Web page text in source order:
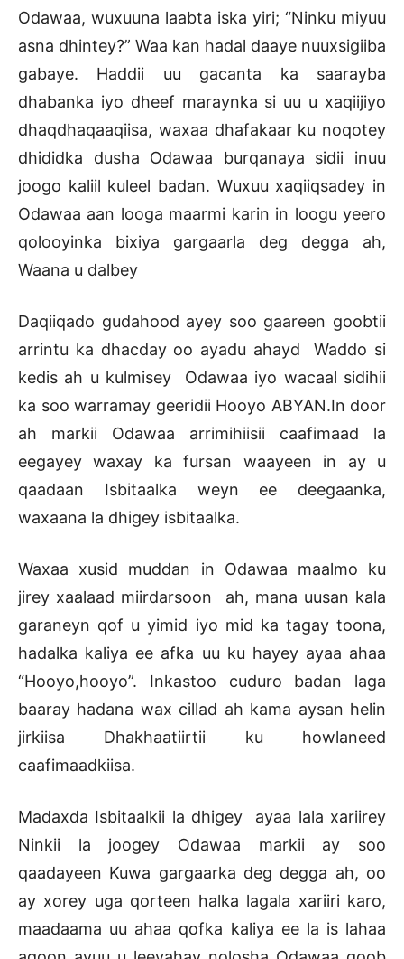
Odawaa, wuxuuna laabta iska yiri; “Ninku miyuu
asna dhintey?” Waa kan hadal daaye nuuxsigiiba
gabaye. Haddii uu gacanta ka saarayba
dhabanka iyo dheef maraynka si uu u xaqiijiyo
dhaqdhaqaaqiisa, waxaa dhafakaar ku noqotey
dhididka dusha Odawaa burqanaya sidii inuu
joogo kaliil kuleel badan. Wuxuu xaqiiqsadey in
Odawaa aan looga maarmi karin in loogu yeero
qolooyinka bixiya gargaarla deg degga ah,
Waana u dalbey
Daqiiqado gudahood ayey soo gaareen goobtii
arrintu ka dhacday oo ayadu ahayd Waddo si
kedis ah u kulmisey Odawaa iyo wacaal sidihii
ka soo warramay geeridii Hooyo ABYAN.In door
ah markii Odawaa arrimihiisii caafimaad la
eegayey waxay ka fursan waayeen in ay u
qaadaan Isbitaalka weyn ee deegaanka,
waxaana la dhigey isbitaalka.
Waxaa xusid muddan in Odawaa maalmo ku
jirey xaalaad miirdarsoon ah, mana uusan kala
garaneyn qof u yimid iyo mid ka tagay toona,
hadalka kaliya ee afka uu ku hayey ayaa ahaa
“Hooyo,hooyo”. Inkastoo cuduro badan laga
baaray hadana wax cillad ah kama aysan helin
jirkiisa Dhakhaatiirtii ku howlaneed
caafimaadkiisa.
Madaxda Isbitaalkii la dhigey ayaa lala xariirey
Ninkii la joogey Odawaa markii ay soo
qaadayeen Kuwa gargaarka deg degga ah, oo
ay xorey uga qorteen halka lagala xariiri karo,
maadaama uu ahaa qofka kaliya ee la is lahaa